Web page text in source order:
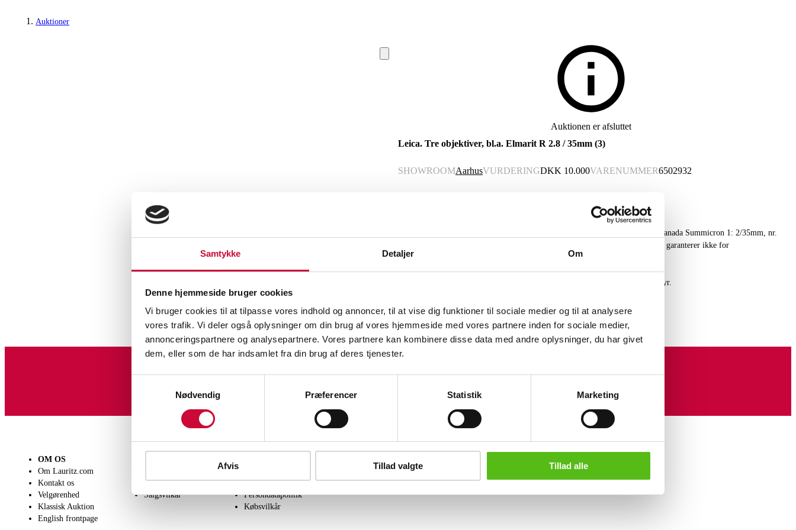
Samtykke Detaljer Om
Denne hjemmeside bruger cookies
Vi bruger cookies til at tilpasse vores indhold og annoncer, til at vise dig funktioner til sociale medier og til at analysere
vores trafik. Vi deler også oplysninger om din brug af vores hjemmeside med vores partnere inden for sociale medier,
annonceringspartnere og analysepartnere. Vores partnere kan kombinere disse data med andre oplysninger, du har givet
dem, eller som de har indsamlet fra din brug af deres tjenester.
Nødvendig
Præferencer Statistik Marketing
Afvis Tillad valgte Tillad alle
Auktioner
Auktionen er afsluttet
Leica. Tre objektiver, bl.a. Elmarit R 2.8 / 35mm (3)
SHOWROOMAarhusVURDERINGDKK 10.000VARENUMMER6502932
Samling Leica / Leitz Wetzlar objektiver; Elmarit R 1:2.8 / 35mm samt Leitz canada Summicron 1: 2/35mm, nr.
2618893, Elmar-C 1: 4/90. Fremstår velholdt med lette brugsspor. Lauritz.com garanterer ikke for
funktionaliteten.
Denne vare er del af en tema-auktion over samling af eksklusivt Leica fotoudstyr.
Se hele udvalget på Leica samlerobjekter her
Lignende varer
OM OS
Om Lauritz.com
Kontakt os
Velgørenhed
Klassisk Auktion
English frontpage
Indlevering
Salgsvilkår
Afhentning
Persondatapolitik
Købsvilkår